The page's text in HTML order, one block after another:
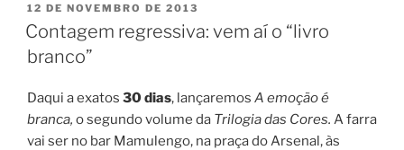
PUBLICADO
EM
12 DE NOVEMBRO DE 2013
Contagem regressiva: vem aí o “livro
branco”
Daqui a exatos 30 dias, lançaremos A emoção é
branca, o segundo volume da Trilogia das Cores. A farra
vai ser no bar Mamulengo, na praça do Arsenal, às